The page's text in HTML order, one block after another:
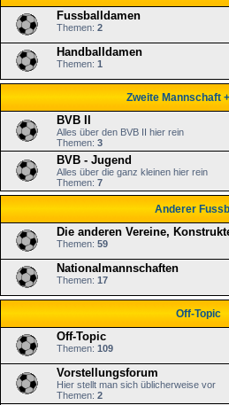
Fussballdamen
Themen: 2
Handballdamen
Themen: 1
Zweite Mannschaft
BVB II
Alles über den BVB II hier rein
Themen: 3
BVB - Jugend
Alles über die ganz kleinen hier rein
Themen: 7
Anderer
Die anderen Vereine,
Themen: 59
Nationalmannschaften
Themen: 17
Off-Topic
Off-Topic
Themen: 109
Vorstellungsforum
Hier stellt man sich üblicherweise vor
Themen: 2